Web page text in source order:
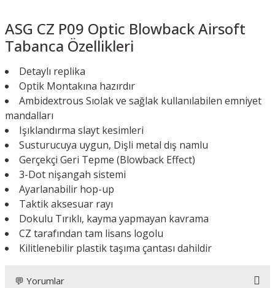
ASG CZ P09 Optic Blowback Airsoft
Tabanca Özellikleri
Detaylı replika
Optik Montakına hazırdır
Ambidextrous Sıolak ve sağlak kullanılabilen emniyet
mandalları
Işıklandırma slayt kesimleri
Susturucuya uygun, Dişli metal dış namlu
Gerçekçi Geri Tepme (Blowback Effect)
3-Dot nişangah sistemi
Ayarlanabilir hop-up
Taktik aksesuar rayı
Dokulu Tırıklı, kayma yapmayan kavrama
CZ tarafından tam lisans logolu
Kilitlenebilir plastik taşıma çantası dahildir
💬 Yorumlar